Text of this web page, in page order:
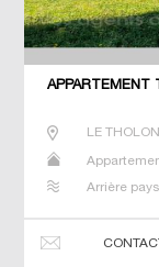
APPARTEMENT
LE
Arrière pays
CONTACT